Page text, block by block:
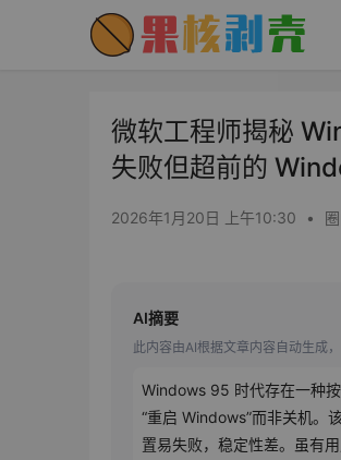
微软工程师揭秘
失败但超前的
2026年1月20日 上午10:30 •
AI摘要
此内容由AI根据文章内容自动生成，
Windows 95 时代存在一种
“重启 Windows”而非关机。
置易失败，稳定性差。虽有